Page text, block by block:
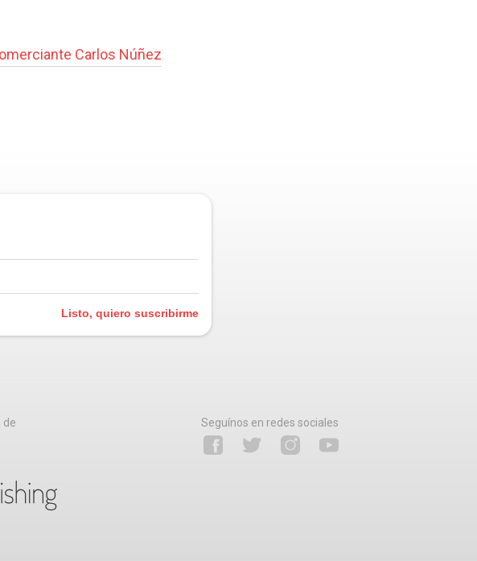
Carlos Núñez
Listo, quiero suscribirme
de
Seguínos en redes sociales